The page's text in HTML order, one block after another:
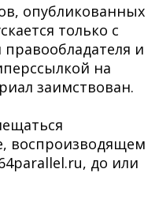
опубликованных
только с
и
на
заимствован.
воспроизводящем
до или